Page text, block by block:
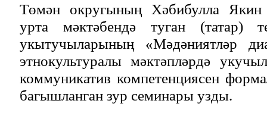
Төмән округының Хәбибулла
урта мәктәбендә туган (татар)
укытучыларының «Мәдәниятләр
этнокультуралы мәктәпләрдә
коммуникатив компетенциясен
багышланган зур семинары узды.